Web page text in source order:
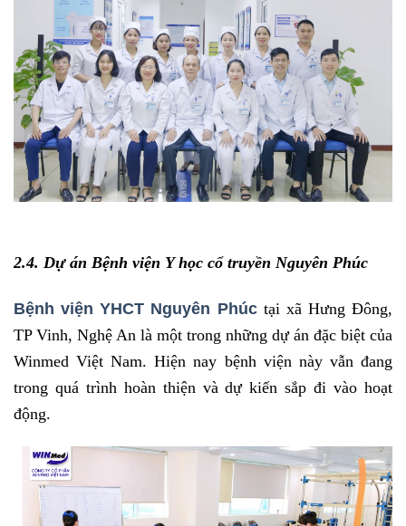
2.4. Dự án Bệnh viện Y học cổ truyền Nguyên Phúc
Bệnh viện YHCT Nguyên Phúc tại xã Hưng Đông,
TP Vinh, Nghệ An là một trong những dự án đặc biệt của
Winmed Việt Nam. Hiện nay bệnh viện này vẫn đang
trong quá trình hoàn thiện và dự kiến sắp đi vào hoạt
động.